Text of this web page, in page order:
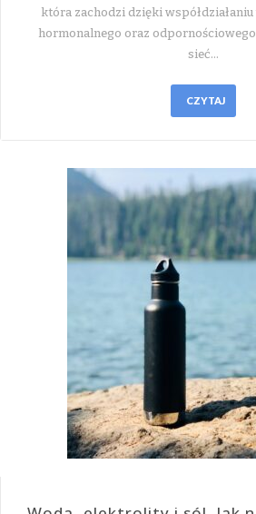
która zachodzi dzięki współdziałaniu
hormonalnego oraz
sieć…
CZYTAJ